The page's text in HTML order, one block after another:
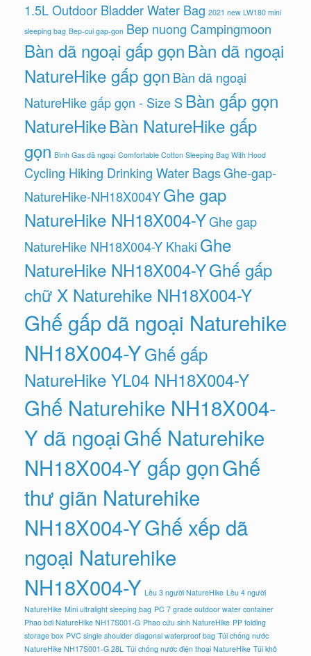
1.5L Outdoor Bladder Water Bag 2021 new LW180 mini
sleeping bag Bep-cui gap-gon Bep nuong Campingmoon
Bàn dã ngoại gấp gọnBàn dã ngoại
NatureHike gấp gọn Bàn dã ngoại
NatureHike gấp gọn - Size SBàn gấp gọn
NatureHikeBàn NatureHike gấp
gọn Bình Gas dã ngoại Comfortable Cotton Sleeping Bag With Hood
Cycling Hiking Drinking Water BagsGhe-gap-
NatureHike-NH18X004YGhe gap
NatureHike NH18X004-YGhe gap
NatureHike NH18X004-Y Khaki Ghe
NatureHike NH18X004-YGhế gấp
chữ X Naturehike NH18X004-Y
Ghế gấp dã ngoại Naturehike
NH18X004-YGhế gấp
NatureHike YL04 NH18X004-Y
Ghế Naturehike NH18X004-
Y dã ngoạiGhế Naturehike
NH18X004-Y gấp gọnGhế
thư giãn Naturehike
NH18X004-YGhế xếp dã
ngoại Naturehike
NH18X004-Y Lều 3 người NatureHike Lều 4 người
NatureHike Mini ultralight sleeping bag PC 7 grade outdoor water container
Phao bơi NatureHike NH17S001-G Phao cứu sinh NatureHike PP folding
storage box PVC single shoulder diagonal waterproof bag Túi chống nước
NatureHike NH17S001-G 28L Túi chống nước điện thoại NatureHike Túi khô